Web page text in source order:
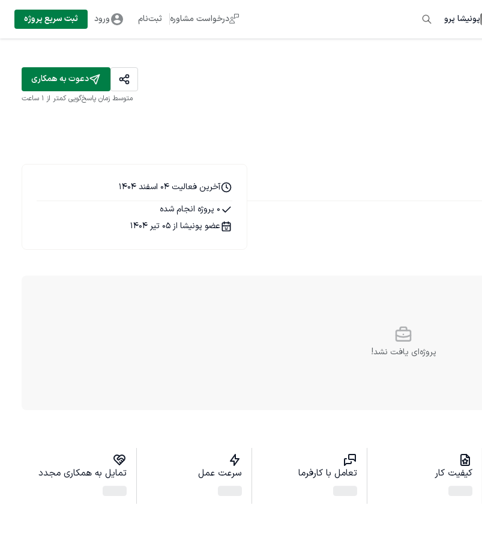
پونیشا پرو درخواست مشاوره ثبت‌نام ورود ثبت سریع پروژه
دعوت به همکاری
متوسط زمان پاسخ‌گویی کمتر از 1 ساعت
آخرین فعالیت 04 اسفند 1404
0 پروژه انجام شده
عضو پونیشا از 05 تیر 1404
پروژه‌ای یافت نشد!
کیفیت کار تعامل با کارفرما سرعت عمل تمایل به همکاری مجدد